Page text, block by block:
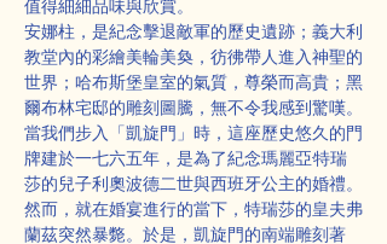
值得細細品味與欣賞。
安娜柱，是紀念擊退敵軍的歷史遺跡；義大利
教堂內的彩繪美輪美奐，彷彿帶人進入神聖的
世界；哈布斯堡皇室的氣質，尊榮而高貴；黑
爾布林宅邸的雕刻圖騰，無不令我感到驚嘆。
當我們步入「凱旋門」時，這座歷史悠久的門
牌建於一七六五年，是為了紀念瑪麗亞·特瑞
莎的兒子利奧波德二世與西班牙公主的婚禮。
然而，就在婚宴進行的當下，特瑞莎的皇夫弗
蘭茲突然暴斃。於是，凱旋門的南端雕刻著